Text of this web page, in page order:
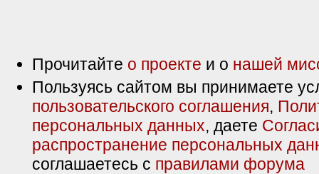
Прочитайте о проекте и о нашей
Пользуясь сайтом вы принимаете
пользовательского соглашения,
персональных данных, даете
распространение персональных
соглашаетесь с правилами форума